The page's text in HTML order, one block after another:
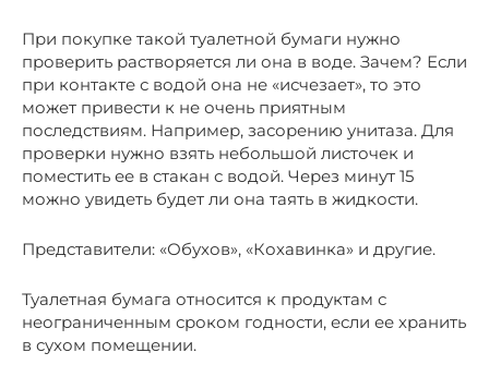
При покупке такой туалетной бумаги нужно
проверить растворяется ли она в воде. Зачем? Если
при контакте с водой она не «исчезает», то это
может привести к не очень приятным
последствиям. Например, засорению унитаза. Для
проверки нужно взять небольшой листочек и
поместить ее в стакан с водой. Через минут 15
можно увидеть будет ли она таять в жидкости.
Представители: «Обухов», «Кохавинка» и другие.
Туалетная бумага относится к продуктам с
неограниченным сроком годности, если ее хранить
в сухом помещении.